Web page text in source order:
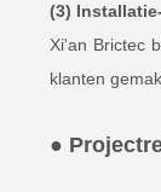
(3)
Xi'an Brictec
klanten
●